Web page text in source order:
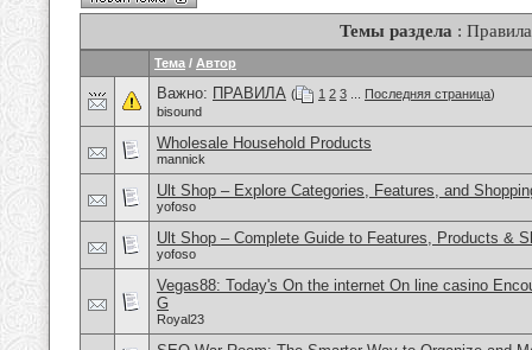
Темы раздела : Правила
Тема / Автор
Важно: ПРАВИЛА ( 1 2 3 Последняя страница)
bisound
Wholesale Household Products
mannick
Ult Shop – Explore Categories, Features, and
yofoso
Ult Shop – Complete Guide to Features, Products &
yofoso
Vegas88: Today's On the internet On line casino
G
Royal23